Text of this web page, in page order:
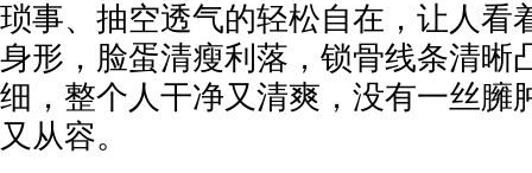
琐事、抽空透气的轻松自在，让人看
身形，脸蛋清瘦利落，锁骨线条清晰
细，整个人干净又清爽，没有一丝臃
又从容。